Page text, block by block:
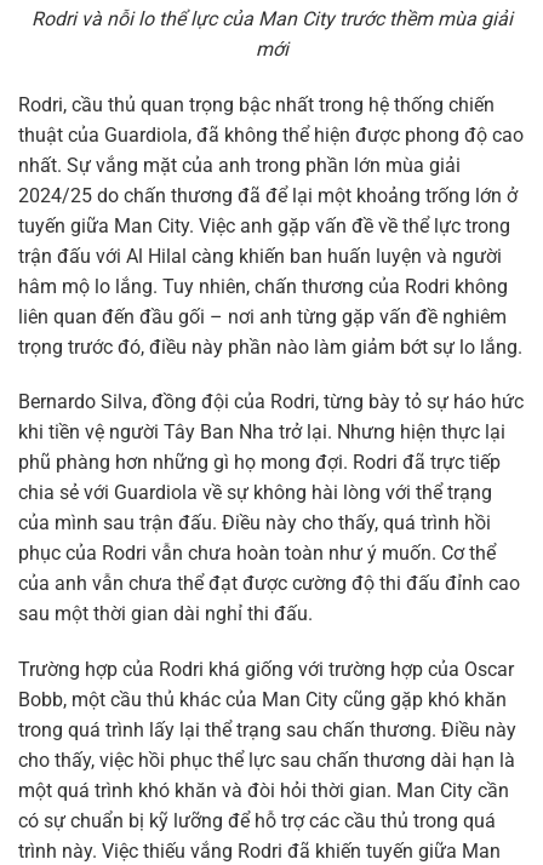
Rodri và nỗi lo thể lực của Man City trước thềm mùa giải
mới
Rodri, cầu thủ quan trọng bậc nhất trong hệ thống chiến
thuật của Guardiola, đã không thể hiện được phong độ cao
nhất. Sự vắng mặt của anh trong phần lớn mùa giải
2024/25 do chấn thương đã để lại một khoảng trống lớn ở
tuyến giữa Man City. Việc anh gặp vấn đề về thể lực trong
trận đấu với Al Hilal càng khiến ban huấn luyện và người
hâm mộ lo lắng. Tuy nhiên, chấn thương của Rodri không
liên quan đến đầu gối – nơi anh từng gặp vấn đề nghiêm
trọng trước đó, điều này phần nào làm giảm bớt sự lo lắng.
Bernardo Silva, đồng đội của Rodri, từng bày tỏ sự háo hức
khi tiền vệ người Tây Ban Nha trở lại. Nhưng hiện thực lại
phũ phàng hơn những gì họ mong đợi. Rodri đã trực tiếp
chia sẻ với Guardiola về sự không hài lòng với thể trạng
của mình sau trận đấu. Điều này cho thấy, quá trình hồi
phục của Rodri vẫn chưa hoàn toàn như ý muốn. Cơ thể
của anh vẫn chưa thể đạt được cường độ thi đấu đỉnh cao
sau một thời gian dài nghỉ thi đấu.
Trường hợp của Rodri khá giống với trường hợp của Oscar
Bobb, một cầu thủ khác của Man City cũng gặp khó khăn
trong quá trình lấy lại thể trạng sau chấn thương. Điều này
cho thấy, việc hồi phục thể lực sau chấn thương dài hạn là
một quá trình khó khăn và đòi hỏi thời gian. Man City cần
có sự chuẩn bị kỹ lưỡng để hỗ trợ các cầu thủ trong quá
trình này. Việc thiếu vắng Rodri đã khiến tuyến giữa Man